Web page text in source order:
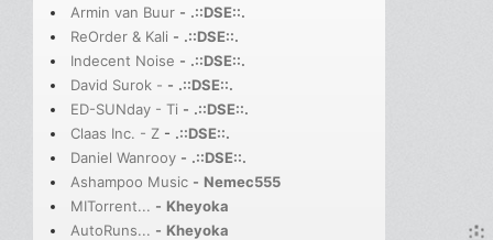
Armin van Buur - .::DSE::.
ReOrder & Kali - .::DSE::.
Indecent Noise - .::DSE::.
David Surok - - .::DSE::.
ED-SUNday - Ti - .::DSE::.
Claas Inc. - Z - .::DSE::.
Daniel Wanrooy - .::DSE::.
Ashampoo Music - Nemec555
MITorrent... - Kheyoka
AutoRuns... - Kheyoka